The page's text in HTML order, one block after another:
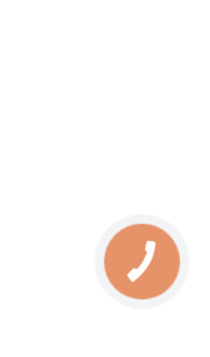
КНОПКА
СВЯЗИ